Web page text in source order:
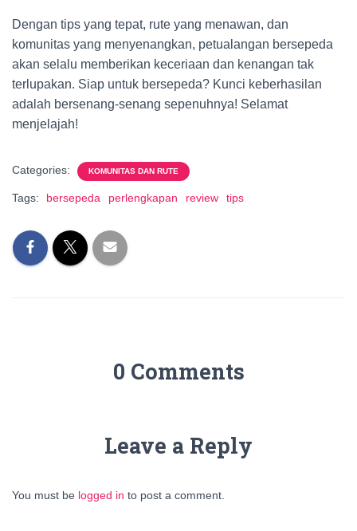
Dengan tips yang tepat, rute yang menawan, dan
komunitas yang menyenangkan, petualangan bersepeda
akan selalu memberikan keceriaan dan kenangan tak
terlupakan. Siap untuk bersepeda? Kunci keberhasilan
adalah bersenang-senang sepenuhnya! Selamat
menjelajah!
Categories: KOMUNITAS DAN RUTE
Tags: bersepeda perlengkapan review tips
0 Comments
Leave a Reply
You must be logged in to post a comment.